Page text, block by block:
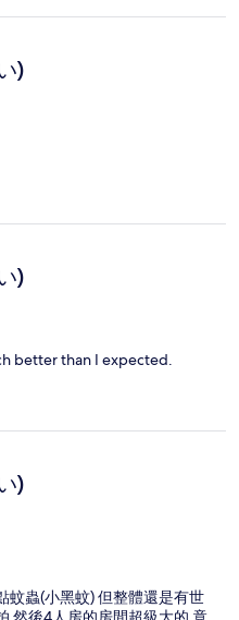
)
)
better than I expected.
)
蚊蟲(小黑蚊) 但整體還是有世